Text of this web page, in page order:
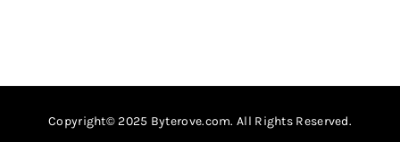
Copyright© 2025 Byterove.com. All Rights Reserved.